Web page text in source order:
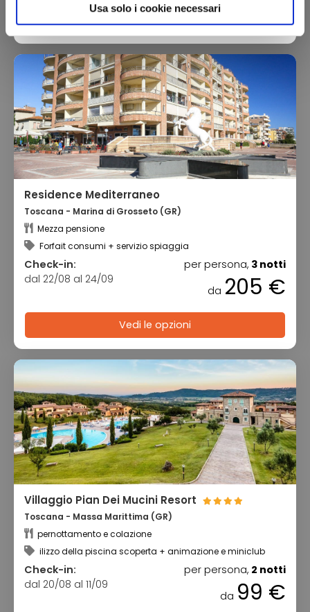
Usa solo i cookie necessari
Residence Mediterraneo
Toscana - Marina di Grosseto (GR)
Mezza pensione
Forfait consumi + servizio spiaggia
Check-in:
dal 22/08 al 24/09
per persona, 3 notti
da 205 €
Vedi le opzioni
Villaggio Pian Dei Mucini Resort
Toscana - Massa Marittima (GR)
pernottamento e colazione
ilizzo della piscina scoperta + animazione e miniclub
Check-in:
dal 20/08 al 11/09
per persona, 2 notti
da 99 €